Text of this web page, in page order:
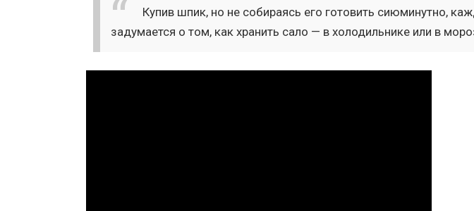
Купив шпик, но не собираясь его готовить сиюминутно,
задумается о том, как хранить сало — в холодильнике или в